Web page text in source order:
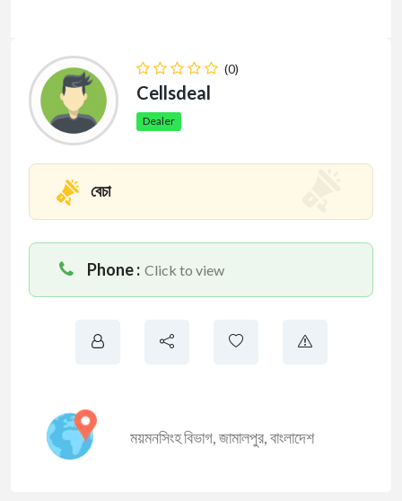
(0)
Cellsdeal
Dealer
বেচা
Phone : Click to view
ময়মনসিংহ বিভাগ,জামালপুর,বাংলাদেশ